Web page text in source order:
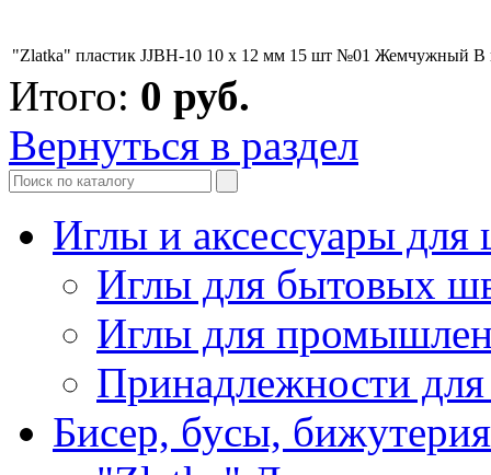
"Zlatka" пластик JJBH-10 10 x 12 мм 15 шт №01 Жемчужный В
Итого: 0 руб.
Вернуться в раздел
Иглы и аксессуары
Иглы для бытовых
Иглы для
Принадлежности
Бисер, бусы, бижутерия